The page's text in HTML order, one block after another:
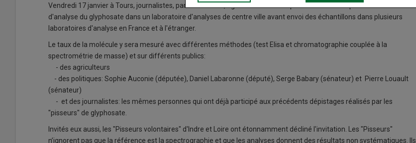
Vendredi 17 janvier à Tours, journalistes, parlementaires, agriculteurs se sont prêtés au test comparatif des méthodes
d'analyse du glyphosate dans un laboratoire d'analyses de centre ville avant envoi des échantillons dans plusieurs
laboratoires d'analyse en France et à l'étranger.
Le taux de la molécule y sera mesuré avec différentes méthodes (test Elisa et chromatographie couplée à la
spectrométrie de masse) et sur différents publics:
- des agriculteurs
- des politiques: Sophie Auconie (députée), Daniel Labaronne (député), Serge Babary (sénateur) et Pierre Louault
(sénateur)
- et des journalistes: les mêmes personnes qui ont déjà participé aux précédents dépistages réalisés par les
"pisseurs" de glyphosate.
Invités eux aussi, les "Pisseurs volontaires" d'Indre et Loire ont étonnamment décliné l'invitation. Les "Pisseurs"
n’ignorent pas que la référence est la spectrographie et que les analyses donnent des résultats non systématiques. Ils